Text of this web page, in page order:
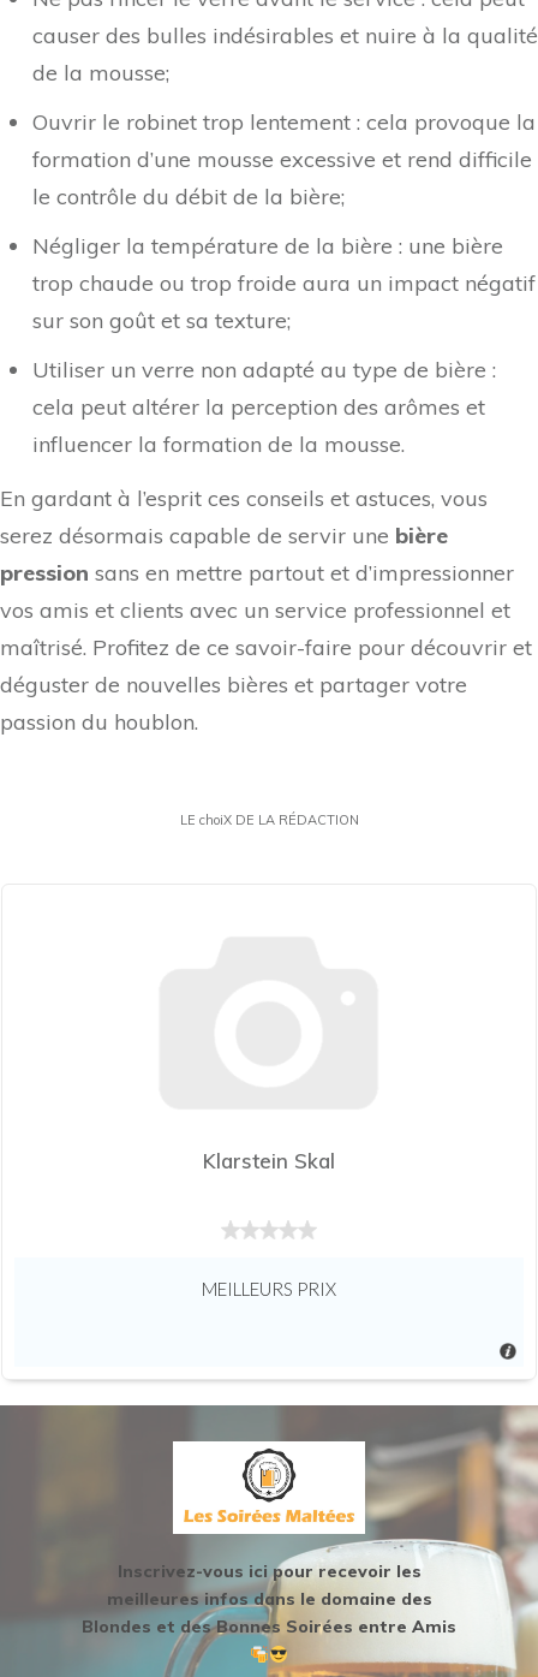
LE choiX DE LA RÉDACTION
Klarstein Skal
MEILLEURS PRIX
causer des bulles indésirables et nuire à la qualité
de la mousse;
Ouvrir le robinet trop lentement : cela provoque la
formation d’une mousse excessive et rend difficile
le contrôle du débit de la bière;
Négliger la température de la bière : une bière
trop chaude ou trop froide aura un impact négatif
sur son goût et sa texture;
Utiliser un verre non adapté au type de bière :
cela peut altérer la perception des arômes et
influencer la formation de la mousse.
En gardant à l’esprit ces conseils et astuces, vous
serez désormais capable de servir une bière
pression sans en mettre partout et d’impressionner
vos amis et clients avec un service professionnel et
maîtrisé. Profitez de ce savoir-faire pour découvrir et
déguster de nouvelles bières et partager votre
passion du houblon.
Inscrivez-vous ici pour recevoir les
meilleures infos dans le domaine des
Blondes et des Bonnes Soirées entre Amis